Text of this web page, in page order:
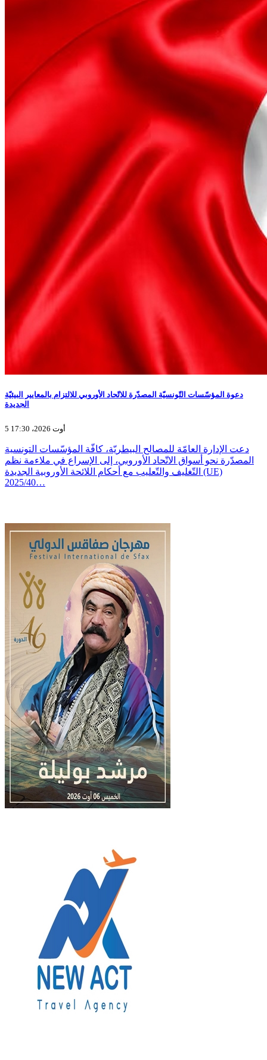
دعوة المؤسّسات التّونسيّة المصدّرة للاتّحاد الأوروبي للالتزام بالمعايير البيئيّة
الجديدة
5 أوت 2026، 17:30
دعت الإدارة العامّة للمصالح البيطريّة، كافّة المؤسّسات التونسية
المصدّرة نحو أسواق الاتّحاد الأوروبي، إلى الإسراع في ملاءمة نظم
التّغليف والتّعليب مع أحكام اللائحة الأوروبية الجديدة (UE)
2025/40…